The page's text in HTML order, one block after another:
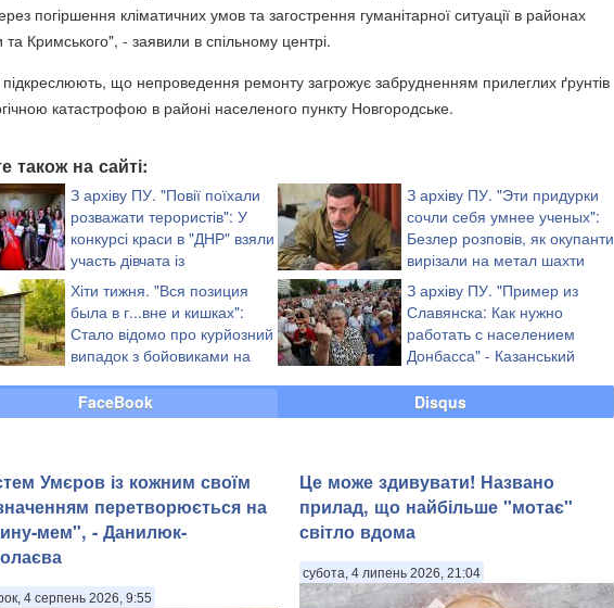
погіршення кліматичних умов та загострення гуманітарної ситуації в районах
та Кримського", - заявили в спільному центрі.
що непроведення ремонту загрожує забрудненням прилеглих ґрунтів
катастрофою в районі населеного пункту Новгородське.
також на сайті:
З архіву ПУ. "Повії поїхали
розважати терористів": У
конкурсі краси в "ДНР" взяли
участь дівчата із
підконтрольної території
З архіву ПУ. "Эти придурки
сочли себя умнее ученых":
Безлер розповів, як окупанти
вирізали на метал шахти
ОРДО
Хіти тижня. "Вся позиция
была в г...вне и кишках":
Стало відомо про курйозний
випадок з бойовиками на
З архіву ПУ. "Пример из
Славянска: Как нужно
работать с населением
Донбасса" - Казанський
FaceBook
Disqus
Умєров із кожним своїм
перетворюється на
мем", - Данилюк-
4 серпень 2026, 9:55
Це може здивувати! Названо
прилад, що найбільше "мотає"
світло вдома
субота, 4 липень 2026, 21:04